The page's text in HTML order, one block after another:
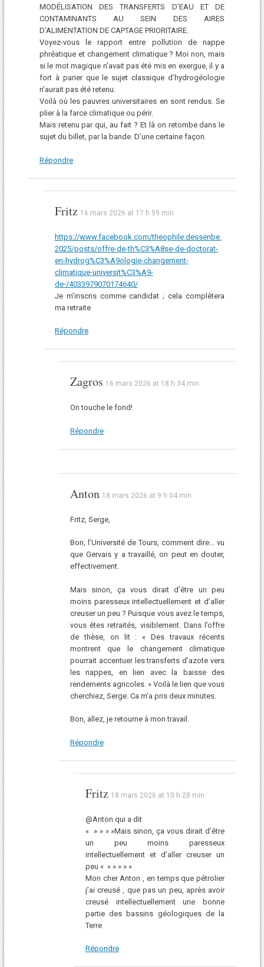
MODÉLISATION DES TRANSFERTS D’EAU ET DE
CONTAMINANTS AU SEIN DES AIRES
D’ALIMENTATION DE CAPTAGE PRIORITAIRE.
Voyez-vous le rapport entre pollution de nappe
phréatique et changement climatique ? Moi non, mais
si le mot magique n’avait pas été mis en exergue, il y a
fort à parier que le sujet classique d’hydrogéologie
n’aurait pas été retenu.
Voilà où les pauvres universitaires en sont rendus. Se
plier à la farce climatique ou périr.
Mais retenu par qui, au fait ? Et là on retombe dans le
sujet du billet, par la bande. D’une certaine façon.
Répondre
Fritz 16 mars 2026 at 17 h 59 min
https://www.facebook.com/theophile.dessenbe.
2025/posts/offre-de-th%C3%A8se-de-doctorat-
en-hydrog%C3%A9ologie-changement-
climatique-universit%C3%A9-
de-/4033979070174640/
Je m’inscris comme candidat ; cela complètera
ma retraite
Répondre
Zagros 16 mars 2026 at 18 h 34 min
On touche le fond!
Répondre
Anton 18 mars 2026 at 9 h 04 min
Fritz, Serge,
Bon, l’Université de Tours, comment dire… vu
que Gervais y a travaillé, on peut en douter,
effectivement.
Mais sinon, ça vous dirait d’être un peu
moins paresseux intellectuellement et d’aller
creuser un peu ? Puisque vous avez le temps,
vous êtes retraités, visiblement. Dans l’offre
de thèse, on lit : « Des travaux récents
montrent que le changement climatique
pourrait accentuer les transferts d’azote vers
les nappes, en lien avec la baisse des
rendements agricoles. » Voilà le lien que vous
cherchiez, Serge. Ca m’a pris deux minutes.
Bon, allez, je retourne à mon travail.
Répondre
Fritz 18 mars 2026 at 10 h 28 min
@Anton qui a dit
« » » » »Mais sinon, ça vous dirait d’être
un peu moins paresseux
intellectuellement et d’aller creuser un
peu « » » » » »
Mon cher Anton , en temps que pétrolier
j’ai creusé , que pas un peu, après avoir
creusé intellectuellement une bonne
partie des bassins géologiques de la
Terre
Répondre